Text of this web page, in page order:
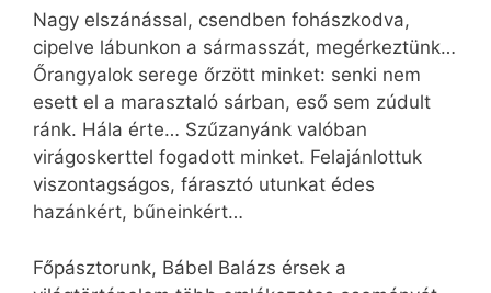
Nagy elszánással, csendben fohászkodva,
cipelve lábunkon a sármasszát, megérkeztünk…
Őrangyalok serege őrzött minket: senki nem
esett el a marasztaló sárban, eső sem zúdult
ránk. Hála érte… Szűzanyánk valóban
virágoskerttel fogadott minket. Felajánlottuk
viszontagságos, fárasztó utunkat édes
hazánkért, bűneinkért…
Főpásztorunk, Bábel Balázs érsek a